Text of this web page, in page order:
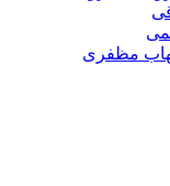
مظفری